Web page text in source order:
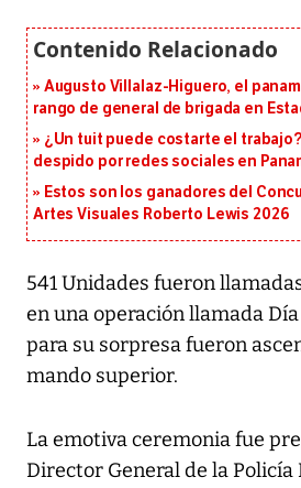
Augusto Villalaz-Higuero, el
rango de general de brigada en
¿Un tuit puede costarte el
despido por redes sociales en
Estos son los ganadores del
Artes Visuales Roberto Lewis 2026
541 Unidades fueron
en una operación llamada
para su sorpresa fueron
mando superior.
La emotiva ceremonia fue
Director General de la Policía